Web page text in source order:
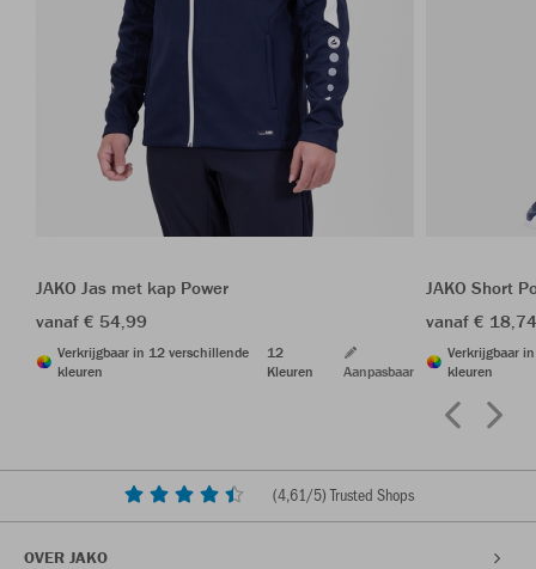
JAKO Jas met kap Power
vanaf € 54,99
Verkrijgbaar in 12 verschillende
kleuren
12
Kleuren
Aanpasbaar
JAKO Short
vanaf €
Verkrijgbaar
kleuren
(4,61/5) Trusted Shops
OVER JAKO